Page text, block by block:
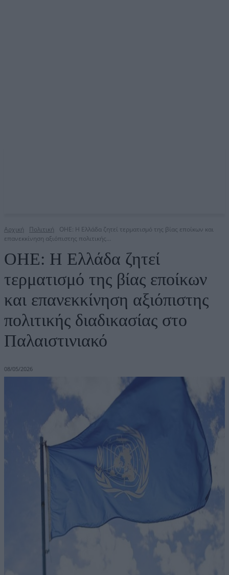
Αρχική Πολιτική
OHE: Η Ελλάδα ζητεί τερματισμό της βίας εποίκων και
επανεκκίνηση αξιόπιστης πολιτικής...
OHE: Η Ελλάδα ζητεί
τερματισμό της βίας εποίκων
και επανεκκίνηση αξιόπιστης
πολιτικής διαδικασίας στο
Παλαιστινιακό
08/05/2026